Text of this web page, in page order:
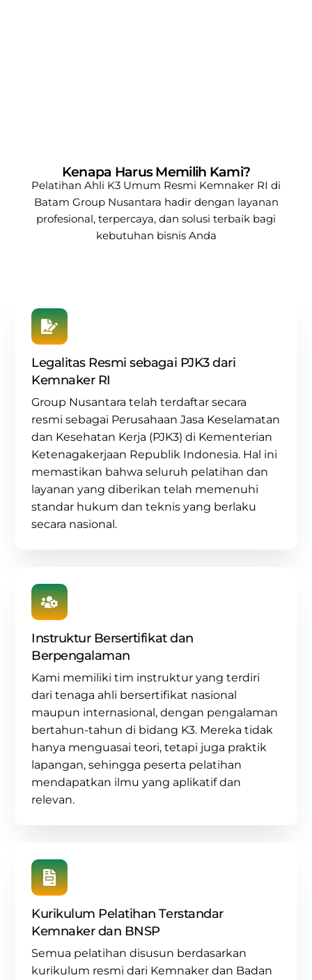
Kenapa Harus Memilih Kami?
Pelatihan Ahli K3 Umum Resmi Kemnaker RI di
Batam Group Nusantara hadir dengan layanan
profesional, terpercaya, dan solusi terbaik bagi
kebutuhan bisnis Anda
Legalitas Resmi sebagai PJK3 dari
Kemnaker RI
Group Nusantara telah terdaftar secara
resmi sebagai Perusahaan Jasa Keselamatan
dan Kesehatan Kerja (PJK3) di Kementerian
Ketenagakerjaan Republik Indonesia. Hal ini
memastikan bahwa seluruh pelatihan dan
layanan yang diberikan telah memenuhi
standar hukum dan teknis yang berlaku
secara nasional.
Instruktur Bersertifikat dan
Berpengalaman
Kami memiliki tim instruktur yang terdiri
dari tenaga ahli bersertifikat nasional
maupun internasional, dengan pengalaman
bertahun-tahun di bidang K3. Mereka tidak
hanya menguasai teori, tetapi juga praktik
lapangan, sehingga peserta pelatihan
mendapatkan ilmu yang aplikatif dan
relevan.
Kurikulum Pelatihan Terstandar
Kemnaker dan BNSP
Semua pelatihan disusun berdasarkan
kurikulum resmi dari Kemnaker dan Badan